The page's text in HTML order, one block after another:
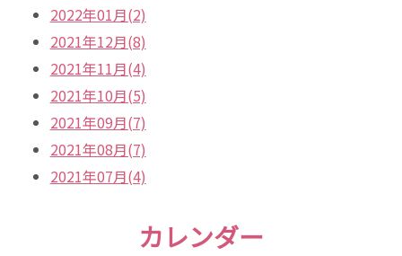
2022年01月(2)
2021年12月(8)
2021年11月(4)
2021年10月(5)
2021年09月(7)
2021年08月(7)
2021年07月(4)
カレンダー